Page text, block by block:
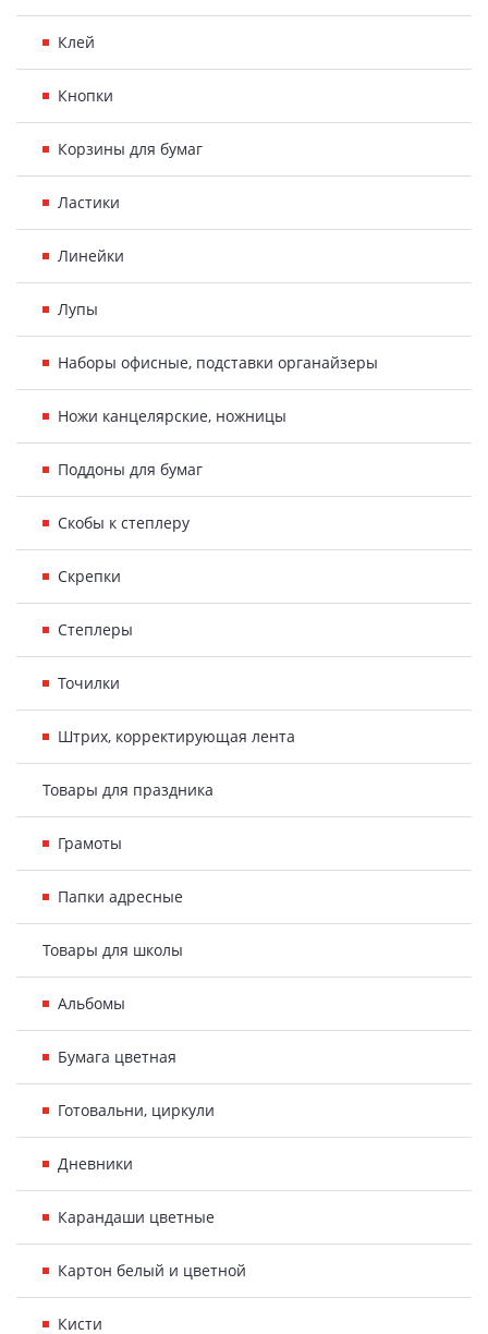
Клей
Кнопки
Корзины для бумаг
Ластики
Линейки
Лупы
Наборы офисные, подставки органайзеры
Ножи канцелярские, ножницы
Поддоны для бумаг
Скобы к степлеру
Скрепки
Степлеры
Точилки
Штрих, корректирующая лента
Товары для праздника
Грамоты
Папки адресные
Товары для школы
Альбомы
Бумага цветная
Готовальни, циркули
Дневники
Карандаши цветные
Картон белый и цветной
Кисти